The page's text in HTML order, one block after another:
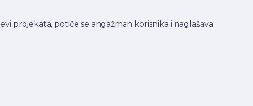
projekata, potiče se angažman korisnika i naglašava